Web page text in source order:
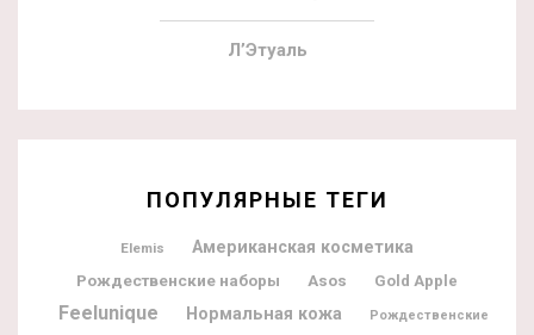
Л’Этуаль
ПОПУЛЯРНЫЕ ТЕГИ
Elemis
Американская косметика
Рождественские наборы
Asos Gold Apple
Feelunique Нормальная кожа Рождественские